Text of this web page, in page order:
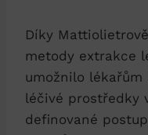
Díky
metody extrakce
umožnilo
léčivé prostředky
definované